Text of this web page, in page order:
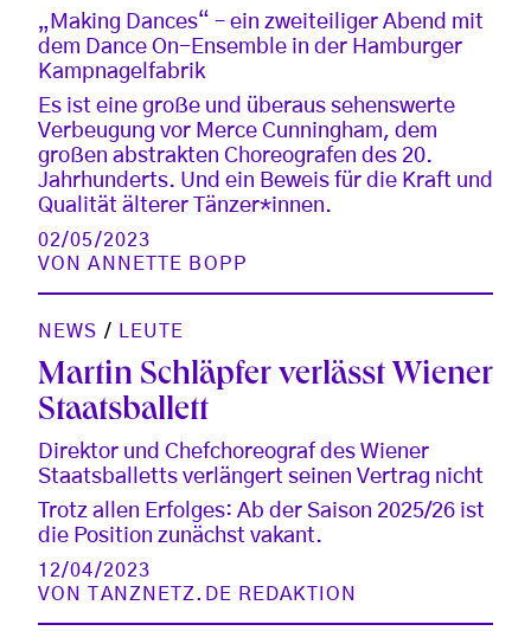
„Making Dances“ – ein zweiteiliger Abend mit
dem Dance On-Ensemble in der Hamburger
Kampnagelfabrik
Es ist eine große und überaus sehenswerte
Verbeugung vor Merce Cunningham, dem
großen abstrakten Choreografen des 20.
Jahrhunderts. Und ein Beweis für die Kraft und
Qualität älterer Tänzer*innen.
02/05/2023
VONANNETTE BOPP
NEWS / LEUTE
Martin Schläpfer verlässt Wiener
Staatsballett
Direktor und Chefchoreograf des Wiener
Staatsballetts verlängert seinen Vertrag nicht
Trotz allen Erfolges: Ab der Saison 2025/26 ist
die Position zunächst vakant.
12/04/2023
VON
TANZNETZ.DE REDAKTION